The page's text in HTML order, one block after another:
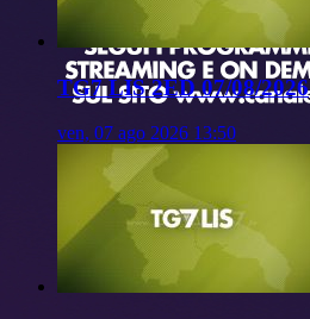
TG7 LIS 2ED 07/08/2026
ven, 07 ago 2026 13:50